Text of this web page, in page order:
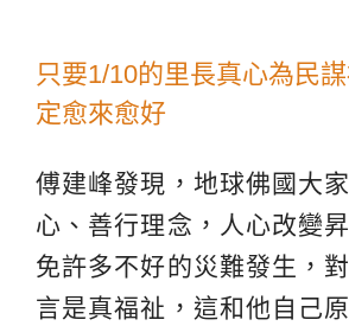
只要1/10的里長真心為民
定愈來愈好
傅建峰發現，地球佛國大
心、善行理念，人心改變
免許多不好的災難發生，
言是真福祉，這和他自己